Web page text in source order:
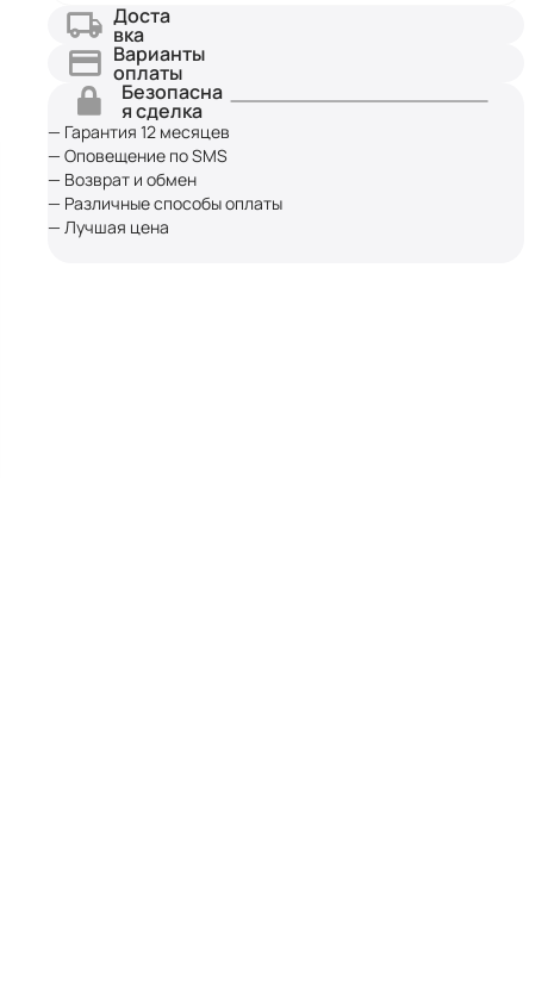
Доста
вка
Варианты
оплаты
Безопасна
я сделка
— Гарантия 12 месяцев
— Оповещение по SMS
— Возврат и обмен
— Различные способы оплаты
— Лучшая цена